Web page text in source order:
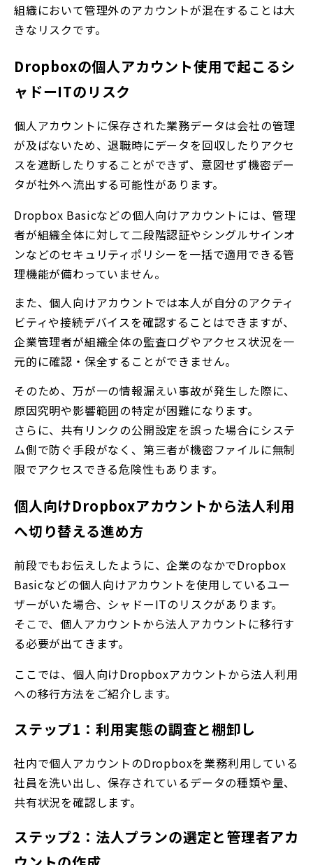
組織において管理外のアカウントが混在することは大
きなリスクです。
Dropboxの個人アカウント使用で起こるシ
ャドーITのリスク
個人アカウントに保存された業務データは会社の管理
が及ばないため、退職時にデータを回収したりアクセ
スを遮断したりすることができず、意図せず機密デー
タが社外へ流出する可能性があります。
Dropbox Basicなどの個人向けアカウントには、管理
者が組織全体に対して二段階認証やシングルサインオ
ンなどのセキュリティポリシーを一括で適用できる管
理機能が備わっていません。
また、個人向けアカウントでは本人が自分のアクティ
ビティや接続デバイスを確認することはできますが、
企業管理者が組織全体の監査ログやアクセス状況を一
元的に確認・保全することができません。
そのため、万が一の情報漏えい事故が発生した際に、
原因究明や影響範囲の特定が困難になります。
さらに、共有リンクの公開設定を誤った場合にシステ
ム側で防ぐ手段がなく、第三者が機密ファイルに無制
限でアクセスできる危険性もあります。
個人向けDropboxアカウントから法人利用
へ切り替える進め方
前段でもお伝えしたように、企業のなかでDropbox
Basicなどの個人向けアカウントを使用しているユー
ザーがいた場合、シャドーITのリスクがあります。
そこで、個人アカウントから法人アカウントに移行す
る必要が出てきます。
ここでは、個人向けDropboxアカウントから法人利用
への移行方法をご紹介します。
ステップ1：利用実態の調査と棚卸し
社内で個人アカウントのDropboxを業務利用している
社員を洗い出し、保存されているデータの種類や量、
共有状況を確認します。
ステップ2：法人プランの選定と管理者アカ